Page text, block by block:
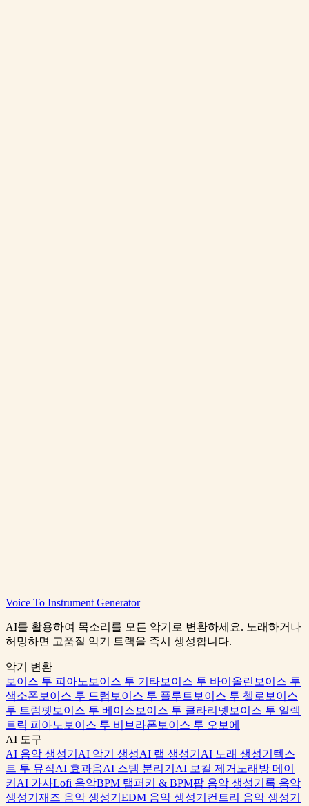
무료로 시작 가격 보기
Voice To Instrument Generator
AI를 활용하여 목소리를 모든 악기로 변환하세요. 노래하거나
허밍하면 고품질 악기 트랙을 즉시 생성합니다.
악기 변환
보이스 투 피아노 보이스 투 기타보이스 투 바이올린 보이스 투
색소폰 보이스 투 드럼 보이스 투 플루트 보이스 투 첼로 보이스
투 트럼펫 보이스 투 베이스 보이스 투 클라리넷 보이스 투 일렉
트릭 피아노 보이스 투 비브라폰 보이스 투 오보에
AI 도구
AI 음악 생성기 AI 악기 생성AI 랩 생성기 AI 노래 생성기 텍스
트 투 뮤직AI 효과음AI 스템 분리기 AI 보컬 제거 노래방 메이
커 AI 가사Lofi 음악BPM 탭퍼 키 & BPM팝 음악 생성기 록 음악
생성기 재즈 음악 생성기 EDM 음악 생성기 컨트리 음악 생성기